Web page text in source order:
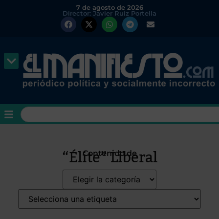
7 de agosto de 2026
Director: Javier Ruiz Portella
Contenido de
“élite” Liberal